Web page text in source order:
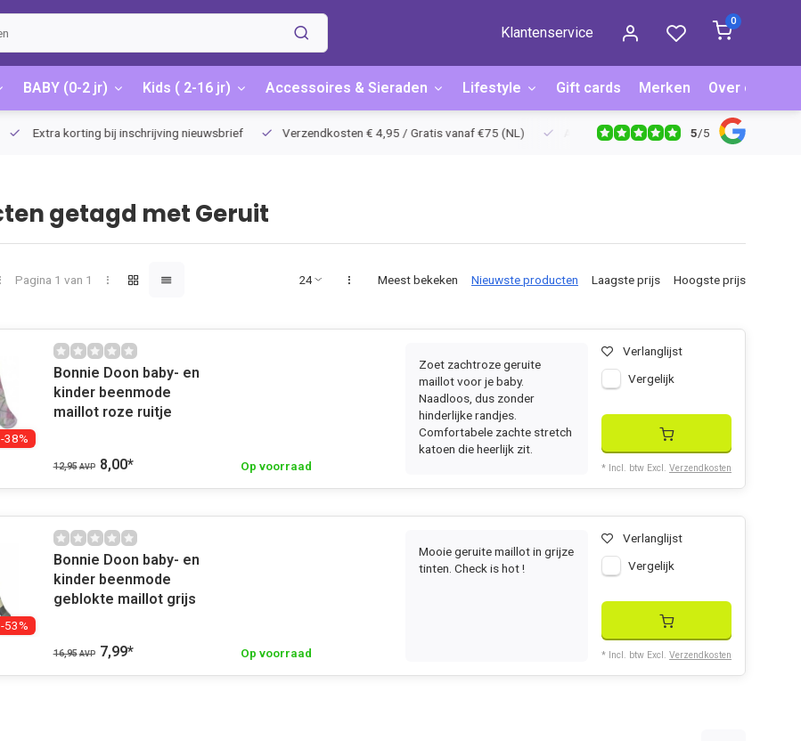
Klantenservice
0
BABY (0-2 jr) Kids ( 2-16 jr) Accessoires & Sieraden Lifestyle Gift cards Merken Over ons
Extra korting bij inschrijving nieuwsbrief Verzendkosten € 4,95 / Gratis vanaf €75 (NL) Achteraf betalen via Billink Niet goed =
5/5
getagd met Geruit
Pagina 1 van 1 Meest bekeken Nieuwste producten Laagste prijs Hoogste prijs
-38%
Bonnie Doon baby- en
kinder beenmode
maillot roze ruitje
12,95 AVP 8,00* Op voorraad
Zoet zachtroze geruite
maillot voor je baby.
Naadloos, dus zonder
hinderlijke randjes.
Comfortabele zachte stretch
katoen die heerlijk zit.
Verlanglijst
Vergelijk
* Incl. btw Excl.Verzendkosten
-53%
Bonnie Doon baby- en
kinder beenmode
geblokte maillot grijs
16,95 AVP 7,99* Op voorraad
Mooie geruite maillot in grijze
tinten. Check is hot !
Verlanglijst
Vergelijk
* Incl. btw Excl.Verzendkosten